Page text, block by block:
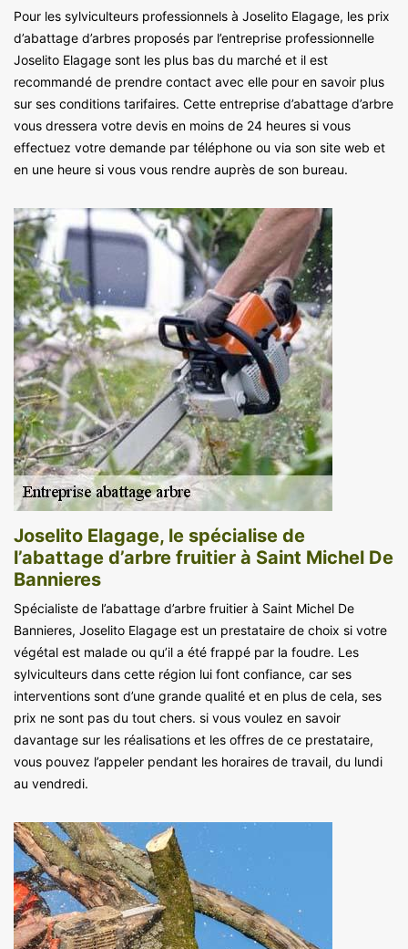
Pour les sylviculteurs professionnels à Joselito Elagage, les prix
d’abattage d’arbres proposés par l’entreprise professionnelle
Joselito Elagage sont les plus bas du marché et il est
recommandé de prendre contact avec elle pour en savoir plus
sur ses conditions tarifaires. Cette entreprise d’abattage d’arbre
vous dressera votre devis en moins de 24 heures si vous
effectuez votre demande par téléphone ou via son site web et
en une heure si vous vous rendre auprès de son bureau.
Joselito Elagage, le spécialise de
l’abattage d’arbre fruitier à Saint Michel De
Bannieres
Spécialiste de l’abattage d’arbre fruitier à Saint Michel De
Bannieres, Joselito Elagage est un prestataire de choix si votre
végétal est malade ou qu’il a été frappé par la foudre. Les
sylviculteurs dans cette région lui font confiance, car ses
interventions sont d’une grande qualité et en plus de cela, ses
prix ne sont pas du tout chers. si vous voulez en savoir
davantage sur les réalisations et les offres de ce prestataire,
vous pouvez l’appeler pendant les horaires de travail, du lundi
au vendredi.